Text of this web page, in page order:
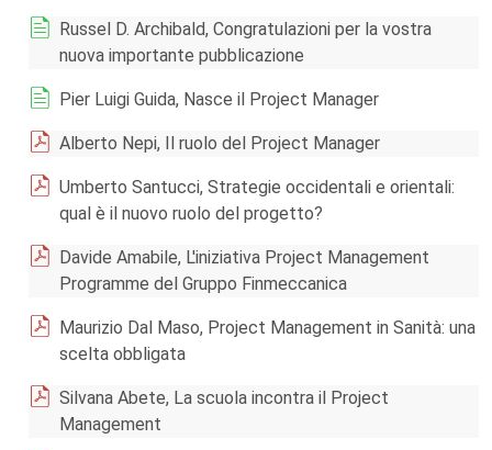
Russel D. Archibald, Congratulazioni per la vostra
nuova importante pubblicazione
Pier Luigi Guida, Nasce il Project Manager
Alberto Nepi, Il ruolo del Project Manager
Umberto Santucci, Strategie occidentali e orientali:
qual è il nuovo ruolo del progetto?
Davide Amabile, L'iniziativa Project Management
Programme del Gruppo Finmeccanica
Maurizio Dal Maso, Project Management in Sanità: una
scelta obbligata
Silvana Abete, La scuola incontra il Project
Management